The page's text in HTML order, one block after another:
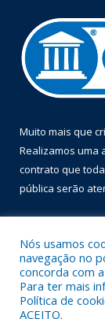
Muito mais que
Realizamos uma
contrato que
pública serão
Todos os
Nós usamos
navegação no
concorda com
Para ter mais
Política de
ACEITO.